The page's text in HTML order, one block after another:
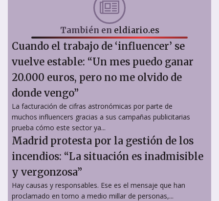
También en eldiario.es
Cuando el trabajo de ‘influencer’ se
vuelve estable: “Un mes puedo ganar
20.000 euros, pero no me olvido de
donde vengo”
La facturación de cifras astronómicas por parte de
muchos influencers gracias a sus campañas publicitarias
prueba cómo este sector ya...
Madrid protesta por la gestión de los
incendios: “La situación es inadmisible
y vergonzosa”
Hay causas y responsables. Ese es el mensaje que han
proclamado en torno a medio millar de personas,...